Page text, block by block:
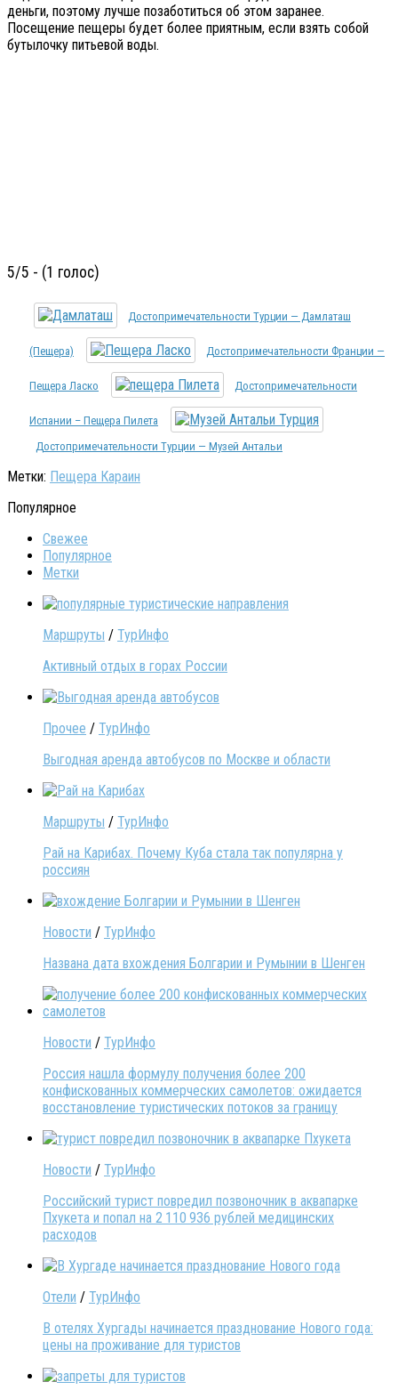
деньги, поэтому лучше позаботиться об этом заранее.
Посещение пещеры будет более приятным, если взять собой
бутылочку питьевой воды.
5/5 - (1 голос)
Достопримечательности Турции — Дамлаташ
(пещера) Достопримечательности Франции —
Пещера Ласко Достопримечательности
Испании – Пещера Пилета
Достопримечательности Турции — Музей Антальи
Метки: Пещера Караин
Популярное
Свежее
Популярное
Метки
Маршруты / ТурИнфо
Активный отдых в горах России
Прочее / ТурИнфо
Выгодная аренда автобусов по Москве и области
Маршруты / ТурИнфо
Рай на Карибах. Почему Куба стала так популярна у
россиян
Новости / ТурИнфо
Названа дата вхождения Болгарии и Румынии в Шенген
Новости / ТурИнфо
Россия нашла формулу получения более 200
конфискованных коммерческих самолетов: ожидается
восстановление туристических потоков за границу
Новости / ТурИнфо
Российский турист повредил позвоночник в аквапарке
Пхукета и попал на 2 110 936 рублей медицинских
расходов
Отели / ТурИнфо
В отелях Хургады начинается празднование Нового года:
цены на проживание для туристов